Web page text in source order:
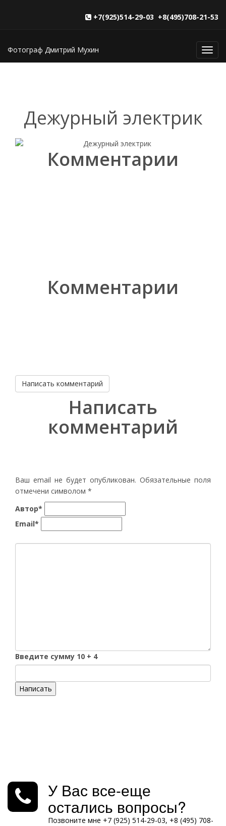
+7(925)514-29-03 +8(495)708-21-53
Фотограф Дмитрий Мухин
Дежурный электрик
Комментарии
Комментарии
Написать комментарий
Написать
комментарий
Ваш email не будет опубликован. Обязательные поля
отмечени символом *
Автор*
Email*
Введите сумму 10 + 4
Написать
У Вас все-еще
остались вопросы?
Позвоните мне +7 (925) 514-29-03, +8 (495) 708-